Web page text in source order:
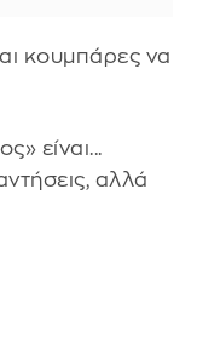
κουμπάρες να
είναι...
αλλά